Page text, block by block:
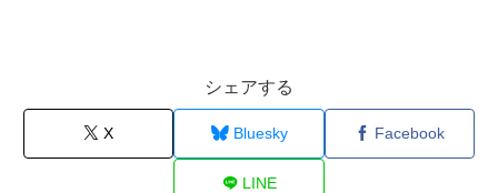
シェアする
X Bluesky Facebook
LINE